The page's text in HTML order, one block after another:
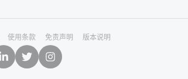
使用条款 免责声明 版本说明